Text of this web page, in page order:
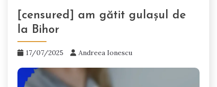
[censured] am gătit gulașul de
la Bihor
17/07/2025 Andreea Ionescu